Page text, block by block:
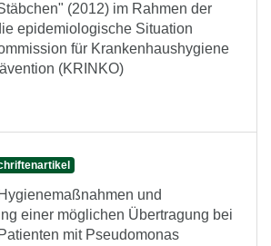
(2012) im Rahmen der
epidemiologische Situation
für Krankenhaushygiene
(KRINKO)
und
einer möglichen Übertragung bei
mit Pseudomonas